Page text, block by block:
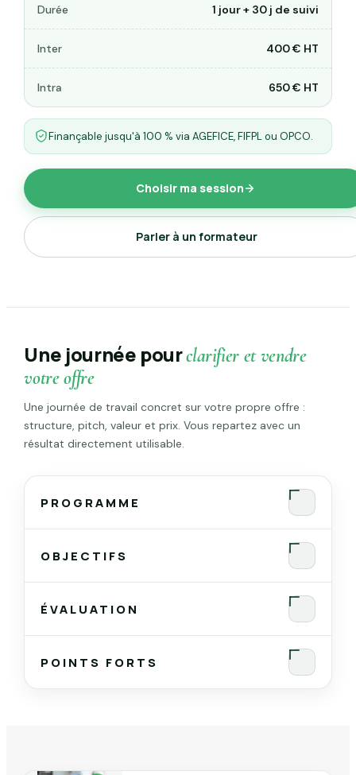
Durée 1 jour + 30 j de suivi
Inter 400 € HT
Intra 650 € HT
Finançable jusqu'à 100 % via AGEFICE, FIFPL ou OPCO.
Choisir ma session
Parler à un formateur
Une journée pourclarifier et vendre
votre offre
Une journée de travail concret sur votre propre offre :
structure, pitch, valeur et prix. Vous repartez avec un
résultat directement utilisable.
PROGRAMME
OBJECTIFS
ÉVALUATION
POINTS FORTS